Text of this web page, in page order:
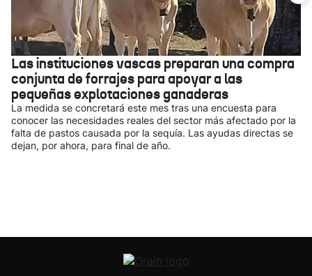
Las instituciones vascas preparan una compra
conjunta de forrajes para apoyar a las
pequeñas explotaciones ganaderas
La medida se concretará este mes tras una encuesta para
conocer las necesidades reales del sector más afectado por la
falta de pastos causada por la sequía. Las ayudas directas se
dejan, por ahora, para final de año.